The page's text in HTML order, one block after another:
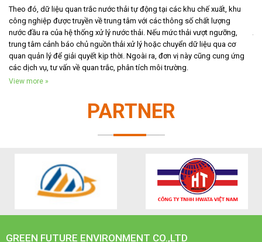
Theo đó, dữ liệu quan trắc nước thải tự động tại các khu chế xuất, khu
công nghiệp được truyền về trung tâm với các thông số chất lượng
nước đầu ra của hệ thống xử lý nước thải. Nếu mức thải vượt ngưỡng,
trung tâm cảnh báo chủ nguồn thải xử lý hoặc chuyển dữ liệu qua cơ
quan quản lý để giải quyết kịp thời. Ngoài ra, đơn vị này cũng cung ứng
các dịch vụ, tư vấn về quan trắc, phân tích môi trường.
View more »
PARTNER
GREEN FUTURE ENVIRONMENT CO.,LTD